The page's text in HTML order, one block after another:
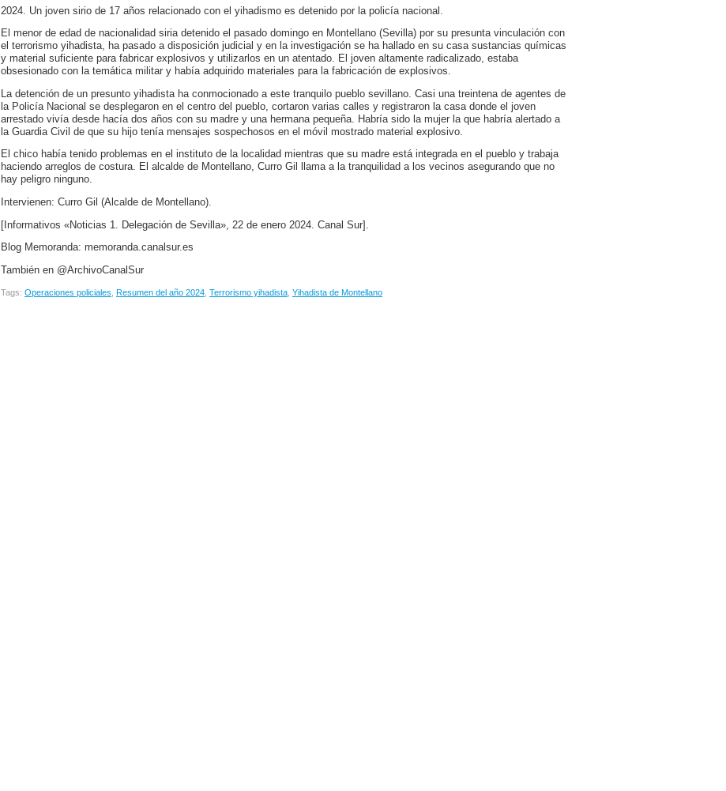
2024. Un joven sirio de 17 años relacionado con el yihadismo es detenido por la policía nacional.
El menor de edad de nacionalidad siria detenido el pasado domingo en Montellano (Sevilla) por su presunta vinculación con
el terrorismo yihadista, ha pasado a disposición judicial y en la investigación se ha hallado en su casa sustancias químicas
y material suficiente para fabricar explosivos y utilizarlos en un atentado. El joven altamente radicalizado, estaba
obsesionado con la temática militar y había adquirido materiales para la fabricación de explosivos.
La detención de un presunto yihadista ha conmocionado a este tranquilo pueblo sevillano. Casi una treintena de agentes de
la Policía Nacional se desplegaron en el centro del pueblo, cortaron varias calles y registraron la casa donde el joven
arrestado vivía desde hacía dos años con su madre y una hermana pequeña. Habría sido la mujer la que habría alertado a
la Guardia Civil de que su hijo tenía mensajes sospechosos en el móvil mostrado material explosivo.
El chico había tenido problemas en el instituto de la localidad mientras que su madre está integrada en el pueblo y trabaja
haciendo arreglos de costura. El alcalde de Montellano, Curro Gil llama a la tranquilidad a los vecinos asegurando que no
hay peligro ninguno.
Intervienen: Curro Gil (Alcalde de Montellano).
[Informativos «Noticias 1. Delegación de Sevilla», 22 de enero 2024. Canal Sur].
Blog Memoranda: memoranda.canalsur.es
También en @ArchivoCanalSur
Tags: Operaciones policiales Resumen del año 2024 Terrorismo yihadista Yihadista de Montellano